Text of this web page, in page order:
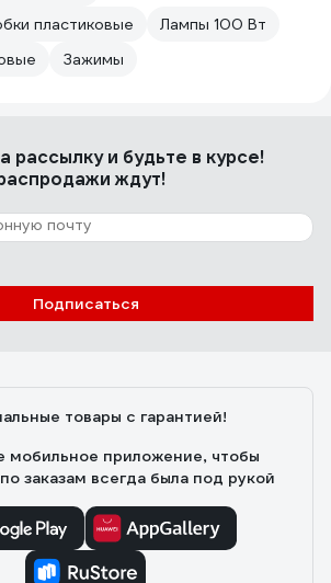
пластиковые
Лампы 100 Вт
Зажимы
рассылкуи будьте в курсе!
ждут!
Подписаться
товары с гарантией!
мобильное приложение, чтобы
заказам всегда была под рукой